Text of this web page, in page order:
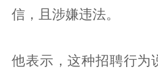
信，且涉嫌违法。
他表示，这种招聘行为